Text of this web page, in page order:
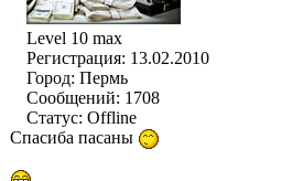
Level 10 max
Регистрация: 13.02.2010
Город: Пермь
Сообщений: 1708
Статус: Offline
Спасиба пасаны